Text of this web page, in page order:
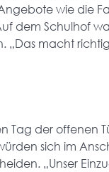
wie die
dem Schulhof
„Das macht
Tag der
sich im
„Unser